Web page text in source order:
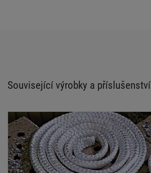
Související výrobky a příslušenství